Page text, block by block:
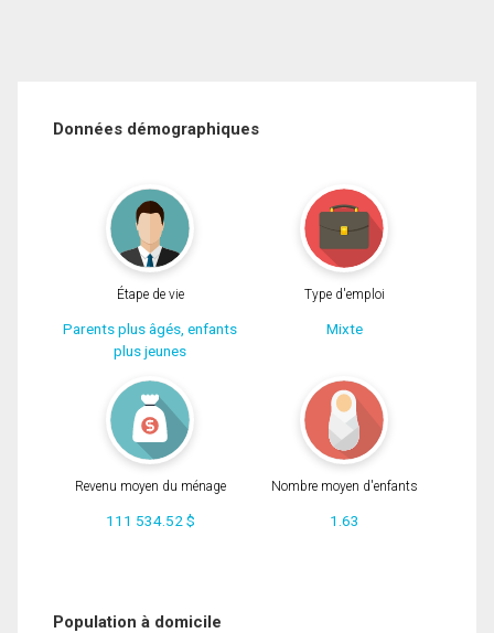
Données démographiques
Étape de vie
Parents plus âgés, enfants
plus jeunes
Type d'emploi
Mixte
Revenu moyen du ménage
111 534.52 $
Nombre moyen d'enfants
1.63
Population à domicile